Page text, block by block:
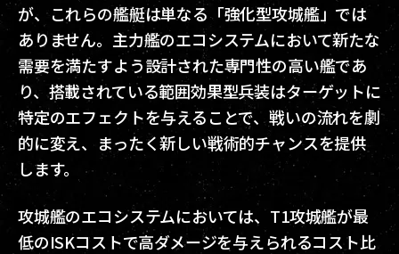
が、これらの艦艇は単なる「強化型攻城艦」では
ありません。主力艦のエコシステムにおいて新たな
需要を満たすよう設計された専門性の高い艦であ
り、搭載されている範囲効果型兵装はターゲットに
特定のエフェクトを与えることで、戦いの流れを劇
的に変え、まったく新しい戦術的チャンスを提供
します。
攻城艦のエコシステムにおいては、T1攻城艦が最
低のISKコストで高ダメージを与えられるコスト比